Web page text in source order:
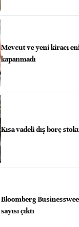
Mevcut ve yeni kiracı
kapanmadı
Kısa vadeli dış borç
Bloomberg
sayısı çıktı